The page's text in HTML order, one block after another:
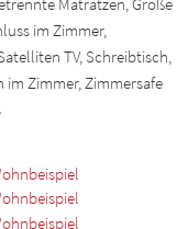
im Zimmer,
TV, Schreibtisch,
im Zimmer, Zimmersafe